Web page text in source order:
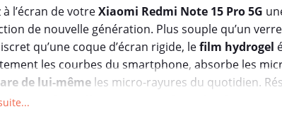
à l’écran de votreXiaomi Redmi Note 15 Pro 5G
de nouvelle génération. Plus souple qu’un
qu’une coque d’écran rigide, lefilm hydrogel
les courbes du smartphone, absorbe les
de lui-même les micro-rayures du quotidien.